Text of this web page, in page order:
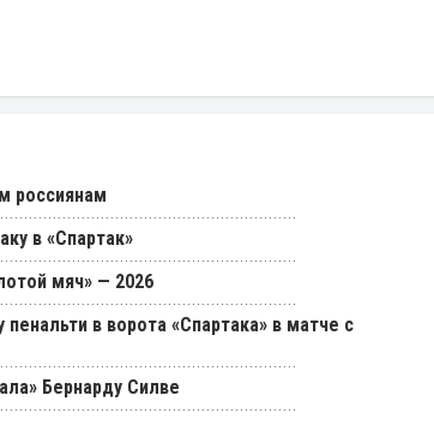
россиянам
в «Спартак»
мяч» — 2026
в ворота «Спартака» в матче с
Бернарду Силве